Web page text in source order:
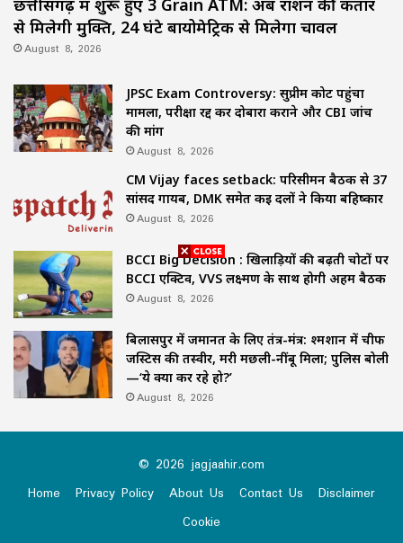
छत्तीसगढ़ में शुरू हुए 3 Grain ATM: अब राशन की कतार
से मिलेगी मुक्ति, 24 घंटे बायोमेट्रिक से मिलेगा चावल
August 8, 2026
JPSC Exam Controversy: सुप्रीम कोर्ट पहुंचा
मामला, परीक्षा रद्द कर दोबारा कराने और CBI जांच
की मांग
August 8, 2026
CM Vijay faces setback: परिसीमन बैठक से 37
सांसद गायब, DMK समेत कई दलों ने किया बहिष्कार
August 8, 2026
BCCI Big Decision : खिलाड़ियों की बढ़ती चोटों पर
BCCI एक्टिव, VVS लक्ष्मण के साथ होगी अहम बैठक
August 8, 2026
बिलासपुर में जमानत के लिए तंत्र-मंत्र: श्मशान में चीफ
जस्टिस की तस्वीर, मरी मछली-नींबू मिला; पुलिस बोली
—‘ये क्या कर रहे हो?’
August 8, 2026
© 2026 jagjaahir.com
Home
Privacy Policy About Us Contact Us
Disclaimer
Cookie